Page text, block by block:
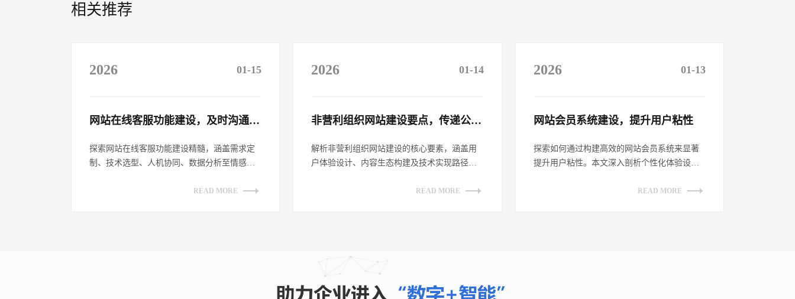
相关推荐
2026 01-15
网站在线客服功能建设，及时沟通客户​
探索网站在线客服功能建设精髓，涵盖需求定
制、技术选型、人机协同、数据分析至情感链
READ MORE
2026 01-14
非营利组织网站建设要点，传递公益理念​
解析非营利组织网站建设的核心要素，涵盖用
户体验设计、内容生态构建及技术实现路径。
READ MORE
2026 01-13
网站会员系统建设，提升用户粘性​
探索如何通过构建高效的网站会员系统来显著
提升用户粘性。本文深入剖析个性化体验设
READ MORE